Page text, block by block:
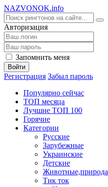
NAZVONOK.info
Авторизация
Запомнить меня
Войти
Регистрация Забыл пароль
Популярно сейчас
ТОП месяца
Лучшие ТОП 100
Горячие
Категории
Русские
Зарубежные
Украинские
Детские
Животные,природа
Тик ток